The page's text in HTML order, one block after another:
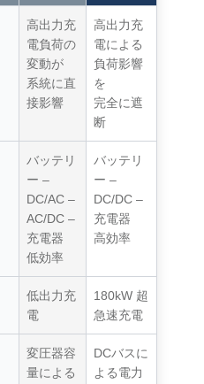
高出力充
電負荷の
変動が
系統に直
接影響
高出力充
電による
負荷影響
を
完全に遮
断
バッテリ
ー –
DC/AC –
AC/DC –
充電器
低効率
バッテリ
ー –
DC/DC –
充電器
高効率
低出力充
電
180kW 超
急速充電
変圧器容
量による
DCバスに
よる電力